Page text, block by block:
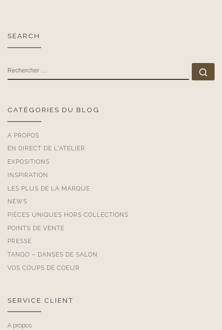
SEARCH
RECHERCHER
CATÉGORIES DU BLOG
A PROPOS
EN DIRECT DE L'ATELIER
EXPOSITIONS
INSPIRATION
LES PLUS DE LA MARQUE
NEWS
PIÈCES UNIQUES HORS COLLECTIONS
POINTS DE VENTE
PRESSE
TANGO – DANSES DE SALON
VOS COUPS DE COEUR
SERVICE CLIENT
A propos